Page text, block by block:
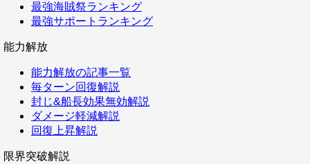
最強海賊祭ランキング
最強サポートランキング
能力解放
能力解放の記事一覧
毎ターン回復解説
封じ&船長効果無効解説
ダメージ軽減解説
回復上昇解説
限界突破解説